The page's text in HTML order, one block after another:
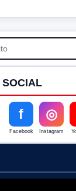
SOCIAL
f
Facebook
◎
Instagram